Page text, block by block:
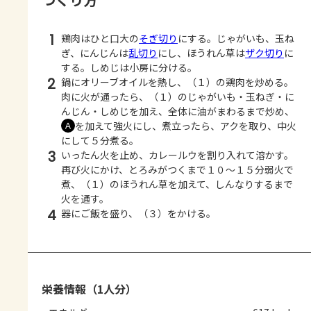
1 鶏肉はひと口大のそぎ切り にする。じゃがいも、玉ね
ぎ、にんじんは乱切り にし、ほうれん草はザク切り に
する。しめじは小房に分ける。
2 鍋にオリーブオイルを熱し、（１）の鶏肉を炒める。
肉に火が通ったら、（１）のじゃがいも・玉ねぎ・に
んじん・しめじを加え、全体に油がまわるまで炒め、
Ａ を加えて強火にし、煮立ったら、アクを取り、中火
にして５分煮る。
3 いったん火を止め、カレールウを割り入れて溶かす。
再び火にかけ、とろみがつくまで１０～１５分弱火で
煮、（１）のほうれん草を加えて、しんなりするまで
火を通す。
4 器にご飯を盛り、（３）をかける。
栄養情報（1人分）